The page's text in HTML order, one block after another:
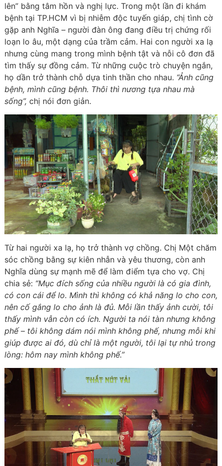
lên” bằng tâm hồn và nghị lực. Trong một lần đi khám
bệnh tại TP.HCM vì bị nhiễm độc tuyến giáp, chị tình cờ
gặp anh Nghĩa – người đàn ông đang điều trị chứng rối
loạn lo âu, một dạng của trầm cảm. Hai con người xa lạ
nhưng cùng mang trong mình bệnh tật và nỗi cô đơn đã
tìm thấy sự đồng cảm. Từ những cuộc trò chuyện ngắn,
họ dần trở thành chỗ dựa tinh thần cho nhau. “Ảnh cũng
bệnh, mình cũng bệnh. Thôi thì nương tựa nhau mà
sống”, chị nói đơn giản.
Từ hai người xa lạ, họ trở thành vợ chồng. Chị Một chăm
sóc chồng bằng sự kiên nhẫn và yêu thương, còn anh
Nghĩa dùng sự mạnh mẽ để làm điểm tựa cho vợ. Chị
chia sẻ: “Mục đích sống của nhiều người là có gia đình,
có con cái để lo. Mình thì không có khả năng lo cho con,
nên cố gắng lo cho ảnh là đủ. Mỗi lần thấy ảnh cười, tôi
thấy mình vẫn còn có ích. Người ta nói tàn nhưng không
phế – tôi không dám nói mình không phế, nhưng mỗi khi
giúp được ai đó, dù chỉ là một người, tôi lại tự nhủ trong
lòng: hôm nay mình không phế.”